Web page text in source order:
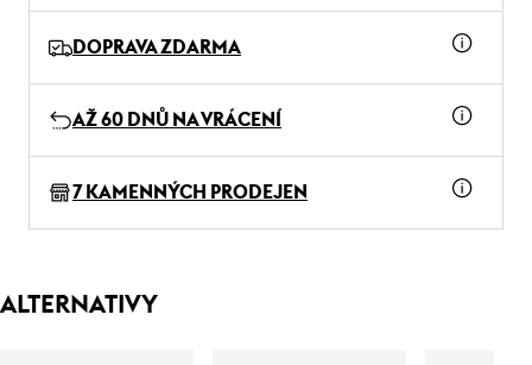
DOPRAVA ZDARMA
AŽ 60 DNŮ NA VRÁCENÍ
7 KAMENNÝCH PRODEJEN
ALTERNATIVY